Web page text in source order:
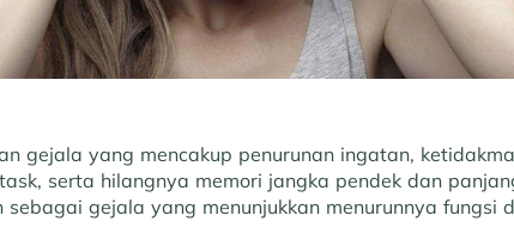
gejala yang mencakup penurunan ingatan,
serta hilangnya memori jangka pendek dan
gejala yang menunjukkan menurunnya fungsi